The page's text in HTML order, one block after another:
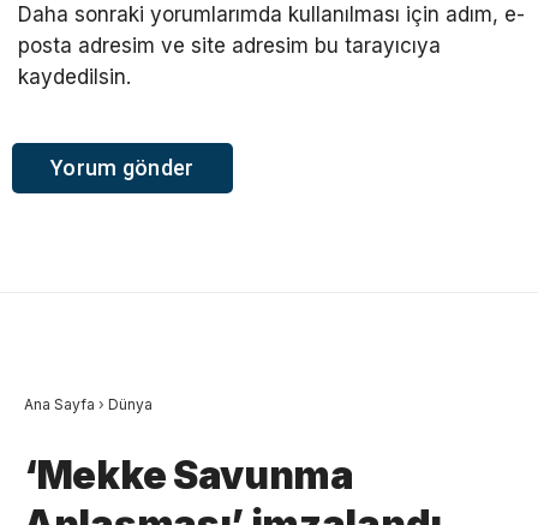
Daha sonraki yorumlarımda kullanılması için adım, e-
posta adresim ve site adresim bu tarayıcıya
kaydedilsin.
Ana Sayfa › Dünya
‘Mekke Savunma